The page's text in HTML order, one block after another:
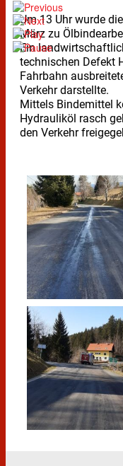
Um 13 Uhr wurde
März zu
Ein
technischen Defekt
Fahrbahn
Verkehr darstellte.
Mittels Bindemittel
Hydrauliköl rasch
den Verkehr